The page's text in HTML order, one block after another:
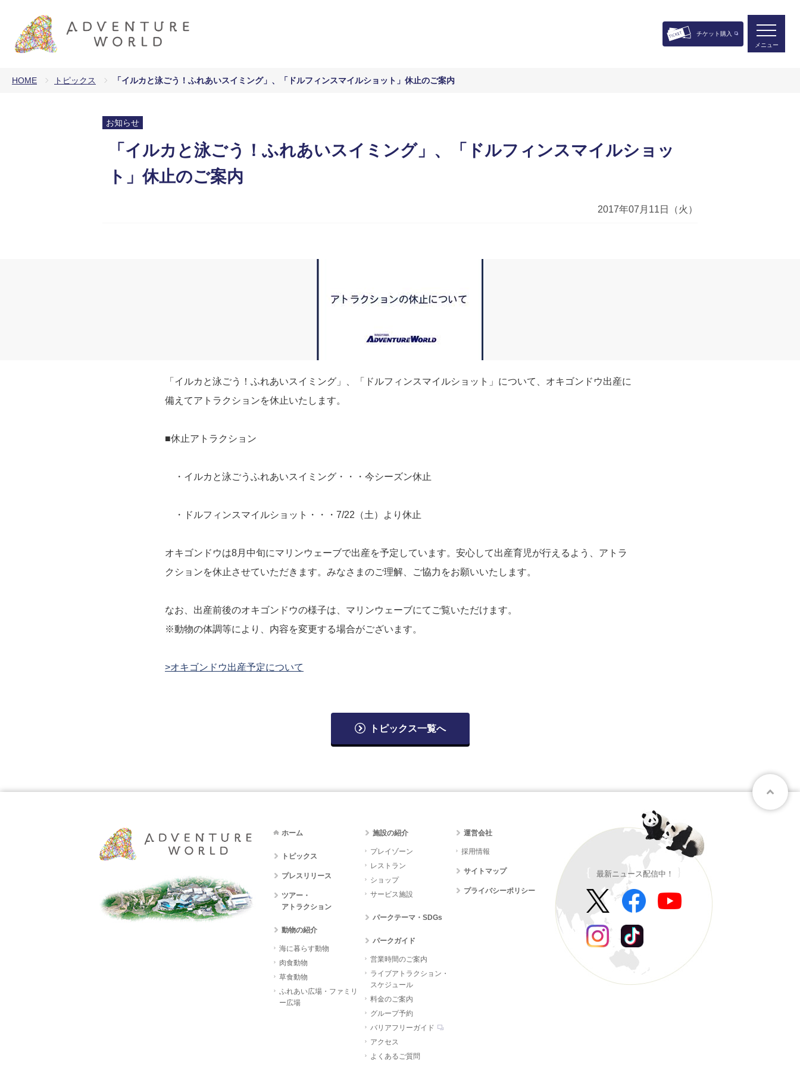
チケット購入
メニュー
HOME トピックス 「イルカと泳ごう！ふれあいスイミング」、「ドルフィンスマイルショット」休止のご案内
お知らせ
「イルカと泳ごう！ふれあいスイミング」、「ドルフィンスマイルショッ
ト」休止のご案内
2017年07月11日（火）
「イルカと泳ごう！ふれあいスイミング」、「ドルフィンスマイルショット」について、オキゴンドウ出産に
備えてアトラクションを休止いたします。
■休止アトラクション
・イルカと泳ごうふれあいスイミング・・・今シーズン休止
・ドルフィンスマイルショット・・・7/22（土）より休止
オキゴンドウは8月中旬にマリンウェーブで出産を予定しています。安心して出産育児が行えるよう、アトラ
クションを休止させていただきます。みなさまのご理解、ご協力をお願いいたします。
なお、出産前後のオキゴンドウの様子は、マリンウェーブにてご覧いただけます。
※動物の体調等により、内容を変更する場合がございます。
>オキゴンドウ出産予定について
トピックス一覧へ
ホーム
トピックス
プレスリリース
ツアー・
アトラクション
動物の紹介
海に暮らす動物
肉食動物
草食動物
ふれあい広場・ファミリ
ー広場
施設の紹介
プレイゾーン
レストラン
ショップ
サービス施設
パークテーマ・SDGs
パークガイド
営業時間のご案内
ライブアトラクション・
スケジュール
料金のご案内
グループ予約
バリアフリーガイド
アクセス
よくあるご質問
運営会社
採用情報
サイトマップ
プライバシーポリシー
最新ニュース配信中！